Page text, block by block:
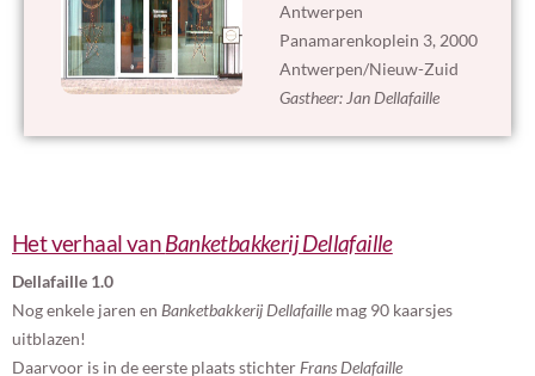
Antwerpen
Panamarenkoplein 3, 2000
Antwerpen/Nieuw-Zuid
Gastheer: Jan Dellafaille
Het verhaal vanBanketbakkerij Dellafaille
Dellafaille 1.0
Nog enkele jaren en Banketbakkerij Dellafaille mag 90 kaarsjes
uitblazen!
Daarvoor is in de eerste plaats stichter Frans Delafaille